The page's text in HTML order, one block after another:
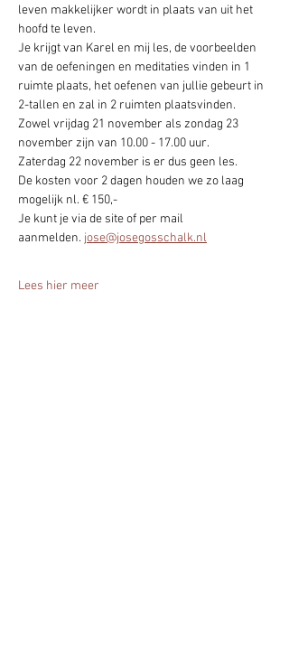
leven makkelijker wordt in plaats van uit het
hoofd te leven.
Je krijgt van Karel en mij les, de voorbeelden
van de oefeningen en meditaties vinden in 1
ruimte plaats, het oefenen van jullie gebeurt in
2-tallen en zal in 2 ruimten plaatsvinden.
Zowel vrijdag 21 november als zondag 23
november zijn van 10.00 - 17.00 uur.
Zaterdag 22 november is er dus geen les.
De kosten voor 2 dagen houden we zo laag
mogelijk nl. € 150,-
Je kunt je via de site of per mail
aanmelden. jose@josegosschalk.nl
Lees hier meer